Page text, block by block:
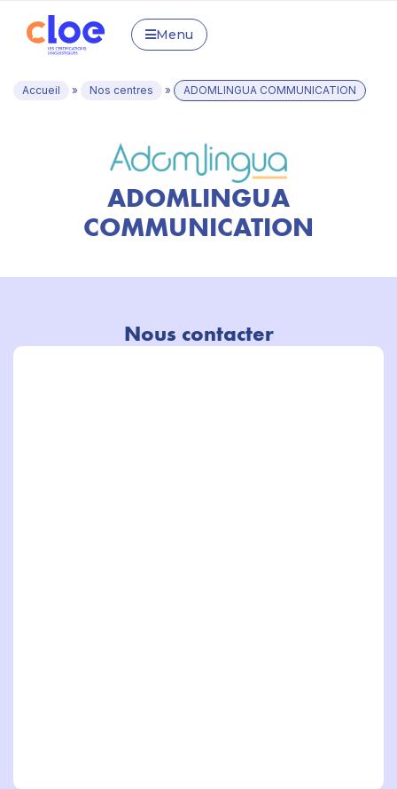
Menu
Accueil » Nos centres » ADOMLINGUA COMMUNICATION
ADOMLINGUA
COMMUNICATION
Nous contacter